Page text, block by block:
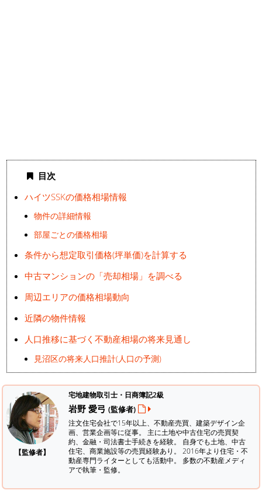
目次
ハイツSSKの価格相場情報
物件の詳細情報
部屋ごとの価格相場
条件から想定取引価格(坪単価)を計算する
中古マンションの「売却相場」を調べる
周辺エリアの価格相場動向
近隣の物件情報
人口推移に基づく不動産相場の将来見通し
見沼区の将来人口推計(人口の予測)
【監修者】
宅地建物取引士・日商簿記2級
岩野 愛弓 (監修者)
注文住宅会社で15年以上、不動産売買、建築デザイン企
画、営業企画等に従事。 主に土地や中古住宅の売買契
約、金融・司法書士手続きを経験。 自身でも土地、中古
住宅、商業施設等の売買経験あり。 2016年より住宅・不
動産専門ライターとしても活動中。 多数の不動産メディ
アで執筆・監修。